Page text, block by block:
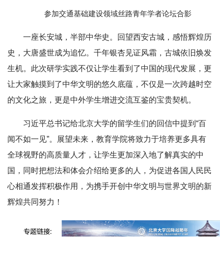
参加交通基础建设领域丝路青年学者论坛合影
一座长安城，半部中华史。回望西安古城，感悟辉煌历
史，大唐盛世成为追忆。千年银杏见证风霜，古城依旧焕发
生机。此次研学实践不仅让学生看到了中国的现代发展，更
让大家触摸到了中华文明的悠久底蕴，不仅是一次跨越时空
的文化之旅，更是中外学生增进交流互鉴的宝贵契机。
习近平总书记给北京大学的留学生们的回信中提到“百
闻不如一见”。展望未来，教育学院将致力于培养更多具有
全球视野的高质量人才，让学生更加深入地了解真实的中
国，同时把想法和体会介绍给更多的人，为促进各国人民民
心相通发挥积极作用，为携手开创中华文明与世界文明的新
辉煌共同努力！